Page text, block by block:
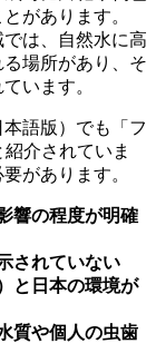
があります。
は、自然水に高
場所があり、そ
います。
語版）でも「フ
介されていま
があります。
響の程度が明確
されていない
と日本の環境が
質や個人の虫歯